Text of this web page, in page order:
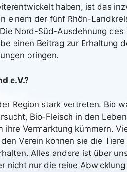
haben, ist das
einem der fünf Rhön-
Nord-Süd-Ausdehnung
einen Beitrag zur Erhaltung
bringen.
e.V.?
Region stark vertreten. Bio
Bio-Fleisch in den
Vermarktung kümmern.
Verein können sie die
Alles andere ist über
nicht nur die reine